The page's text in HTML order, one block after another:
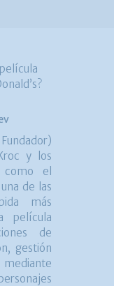
y los
como el
de las
más
película
de
gestión